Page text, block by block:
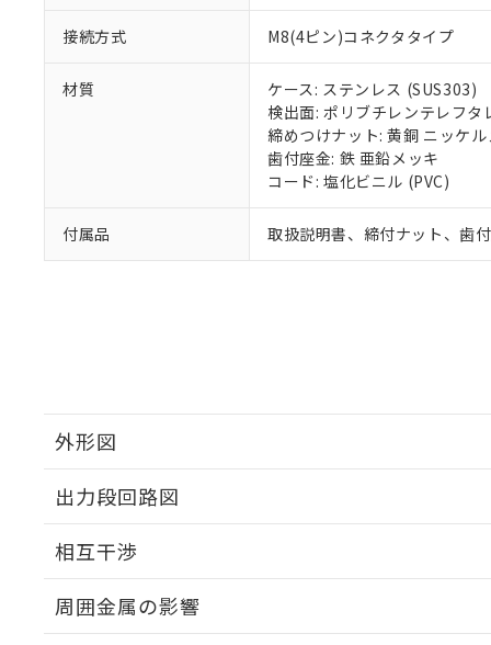
接続方式 M8(4ピン)コネクタタイプ
材質
ケース: ステンレス (SUS303)
検出面: ポリブチレンテレフタ
締めつけナット: 黄銅 ニッケル
歯付座金: 鉄 亜鉛メッキ
コード: 塩化ビニル (PVC)
付属品 取扱説明書、締付ナット、歯
外形図
出力段回路図
相互干渉
周囲金属の影響